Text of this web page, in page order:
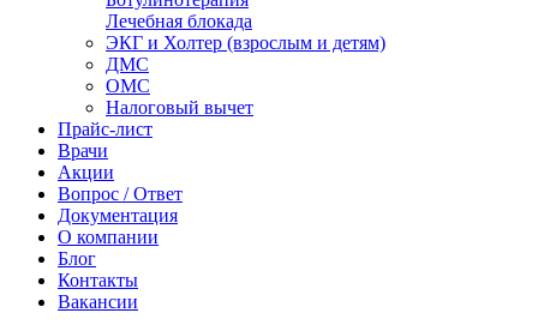
Лечебная блокада
ЭКГ и Холтер (взрослым и детям)
ДМС
ОМС
Налоговый вычет
Прайс-лист
Врачи
Акции
Вопрос / Ответ
Документация
О компании
Блог
Контакты
Вакансии